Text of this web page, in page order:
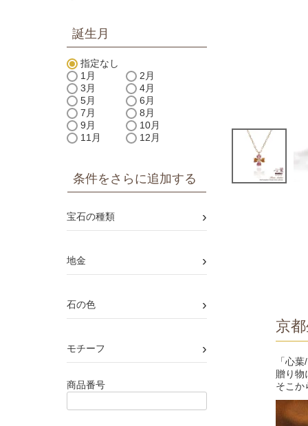
誕生月
指定なし
1月
2月
3月
4月
5月
6月
7月
8月
9月
10月
11月
12月
条件をさらに追加する
宝石の種類 ›
地金 ›
石の色 ›
モチーフ ›
商品番号
京
「心
贈り物
そこか